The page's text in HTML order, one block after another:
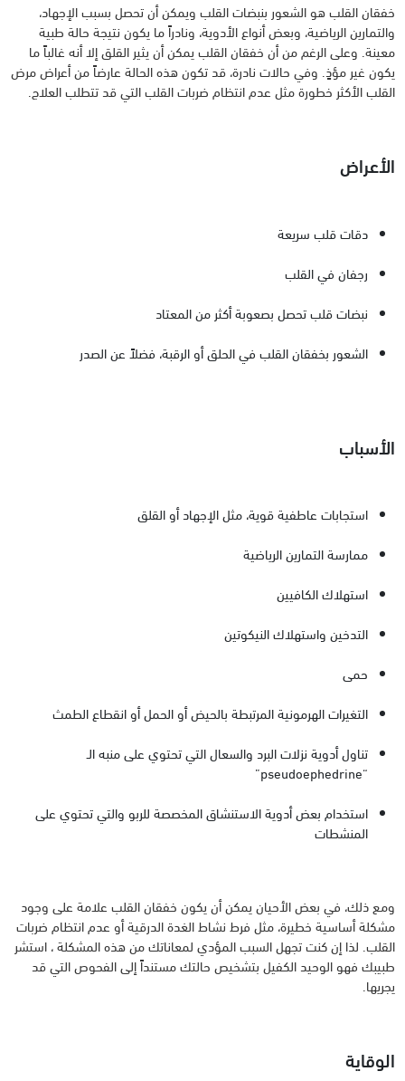
خفقان القلب هو الشعور بنبضات القلب ويمكن أن تحصل بسبب الإجهاد،
والتمارين الرياضية، وبعض أنواع الأدوية، ونادراً ما يكون نتيجة حالة طبية
معينة. وعلى الرغم من أن خفقان القلب يمكن أن يثير القلق إلا أنه غالباً ما
يكون غير مؤذٍ. وفي حالات نادرة، قد تكون هذه الحالة عارضاً من أعراض مرض
القلب الأكثر خطورة مثل عدم انتظام ضربات القلب التي قد تتطلب العلاج.
الأعراض
دقات قلب سريعة
رجفان في القلب
نبضات قلب تحصل بصعوبة أكثر من المعتاد
الشعور بخفقان القلب في الحلق أو الرقبة، فضلاً عن الصدر
الأسباب
استجابات عاطفية قوية، مثل الإجهاد أو القلق
ممارسة التمارين الرياضية
استهلاك الكافيين
التدخين واستهلاك النيكوتين
حمى
التغيرات الهرمونية المرتبطة بالحيض أو الحمل أو انقطاع الطمث
تناول أدوية نزلات البرد والسعال التي تحتوي على منبه الـ
“pseudoephedrine”
استخدام بعض أدوية الاستنشاق المخصصة للربو والتي تحتوي على
المنشطات
ومع ذلك، في بعض الأحيان يمكن أن يكون خفقان القلب علامة على وجود
مشكلة أساسية خطيرة، مثل فرط نشاط الغدة الدرقية أو عدم انتظام ضربات
القلب. لذا إن كنت تجهل السبب المؤدي لمعاناتك من هذه المشكلة ، استشر
طبيبك فهو الوحيد الكفيل بتشخيص حالتك مستنداً إلى الفحوص التي قد
يجريها.
الوقاية